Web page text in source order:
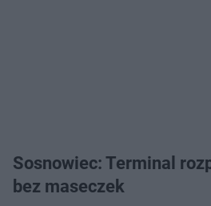
Sosnowiec: Terminal
bez maseczek